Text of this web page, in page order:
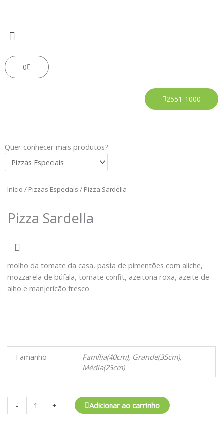
conteúdo
Menu
0
Carrinho
2551-1000
Quer conhecer mais produtos?
Início / Pizzas Especiais / Pizza Sardella
Pizza Sardella
molho da tomate da casa, pasta de pimentões com aliche,
mozzarela de búfala, tomate confit, azeitona roxa, azeite de
alho e manjericão fresco
Tamanho
Família(40cm), Grande(35cm),
Média(25cm)
-
Cola
+ Adicionar ao carrinho